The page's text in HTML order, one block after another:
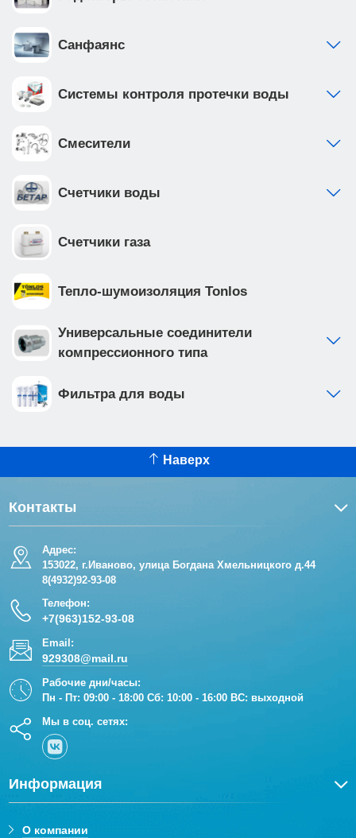
Санфаянс
Системы контроля протечки воды
Смесители
Счетчики воды
Счетчики газа
Тепло-шумоизоляция Tonlos
Универсальные соединители
компрессионного типа
Фильтра для воды
Наверх
Контакты
Адрес:
153022, г.Иваново, улица Богдана Хмельницкого д.44
8(4932)92-93-08
Телефон:
+7(963)152-93-08
Email:
929308@mail.ru
Рабочие дни/часы:
Пн - Пт: 09:00 - 18:00 Сб: 10:00 - 16:00 ВС: выходной
Мы в соц. сетях:
Информация
О компании